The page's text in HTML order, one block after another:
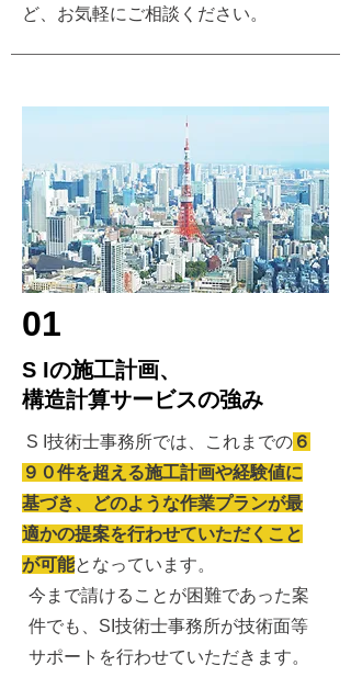
ど、お気軽にご相談ください。
01
S Iの施工計画、
構造計算サービスの強み
S I技術士事務所では、 これまでの ６
９０件を超える施工計画や経験値に
基づき、どのような作業プランが最
適かの提案を行わせていただくこと
が可能となっています。
今まで請けることが困難であった案
件でも、SI技術士事務所が技術面等
サポートを行わせていただきます。